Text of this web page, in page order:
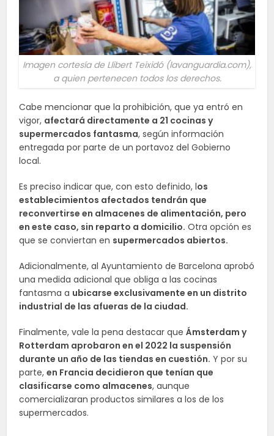
Imagen cortesía de Llibert Teixidó (lavanguardia.com),
a quien pertenecen todos los derechos.
Cabe mencionar que la prohibición, que ya entró en
vigor, afectará directamente a 21 cocinas y
supermercados fantasma, según información
entregada por parte de un portavoz del Gobierno
local.
Es preciso indicar que, con esto definido, los
establecimientos afectados tendrán que
reconvertirse en almacenes de alimentación, pero
en este caso, sin reparto a domicilio. Otra opción es
que se conviertan en supermercados abiertos.
Adicionalmente, al Ayuntamiento de Barcelona aprobó
una medida adicional que obliga a las cocinas
fantasma a ubicarse exclusivamente en un distrito
industrial de las afueras de la ciudad.
Finalmente, vale la pena destacar queÁmsterdam y
Rotterdam aprobaron en el 2022 la suspensión
durante un año de las tiendas en cuestión. Y por su
parte,en Francia decidieron que tenían que
clasificarse como almacenes, aunque
comercializaran productos similares a los de los
supermercados.